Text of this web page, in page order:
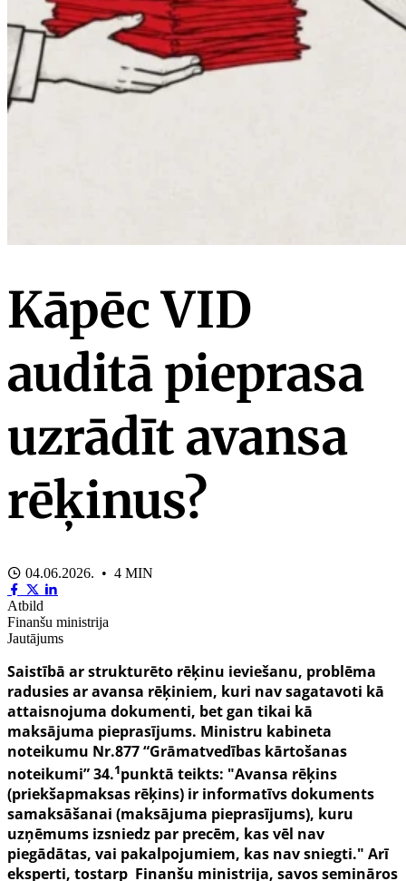
Kāpēc VID
auditā pieprasa
uzrādīt avansa
rēķinus?
04.06.2026. • 4 MIN
Atbild
Finanšu ministrija
Jautājums
Saistībā ar strukturēto rēķinu ieviešanu, problēma
radusies ar avansa rēķiniem, kuri nav sagatavoti kā
attaisnojuma dokumenti, bet gan tikai kā
maksājuma pieprasījums. Ministru kabineta
noteikumu Nr.877 “Grāmatvedības kārtošanas
noteikumi” 34.1punktā teikts: "Avansa rēķins
(priekšapmaksas rēķins) ir informatīvs dokuments
samaksāšanai (maksājuma pieprasījums), kuru
uzņēmums izsniedz par precēm, kas vēl nav
piegādātas, vai pakalpojumiem, kas nav sniegti." Arī
eksperti, tostarp Finanšu ministrija, savos semināros